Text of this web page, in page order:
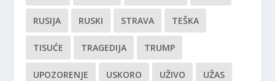
RUSIJA RUSKI STRAVA TEŠKA
TISUĆE TRAGEDIJA TRUMP
UPOZORENJE USKORO UŽIVO UŽAS